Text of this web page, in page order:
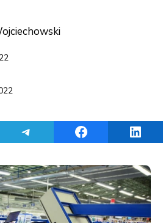
ThreadsShare on TelegramShare on Facebook